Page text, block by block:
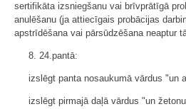
sertifikāta izsniegšanu vai brīvprātīgā
anulēšanu (ja attiecīgais probācijas
apstrīdēšana vai pārsūdzēšana neaptur
8. 24.pantā:
izslēgt panta nosaukumā vārdus "un
izslēgt pirmajā daļā vārdus "un